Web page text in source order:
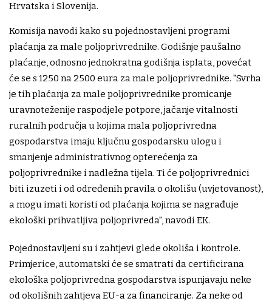
Hrvatska i Slovenija.
Komisija navodi kako su pojednostavljeni programi
plaćanja za male poljoprivrednike. Godišnje paušalno
plaćanje, odnosno jednokratna godišnja isplata, povećat
će se s 1250 na 2500 eura za male poljoprivrednike. "Svrha
je tih plaćanja za male poljoprivrednike promicanje
uravnoteženije raspodjele potpore, jačanje vitalnosti
ruralnih područja u kojima mala poljoprivredna
gospodarstva imaju ključnu gospodarsku ulogu i
smanjenje administrativnog opterećenja za
poljoprivrednike i nadležna tijela. Ti će poljoprivrednici
biti izuzeti i od određenih pravila o okolišu (uvjetovanost),
a mogu imati koristi od plaćanja kojima se nagrađuje
ekološki prihvatljiva poljoprivreda", navodi EK.
Pojednostavljeni su i zahtjevi glede okoliša i kontrole.
Primjerice, automatski će se smatrati da certificirana
ekološka poljoprivredna gospodarstva ispunjavaju neke
od okolišnih zahtjeva EU-a za financiranje. Za neke od